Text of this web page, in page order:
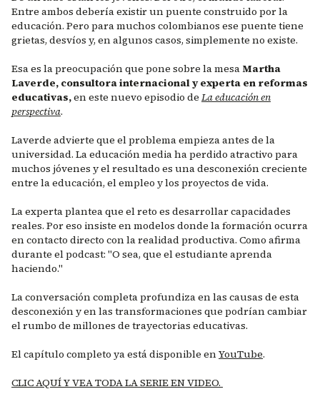
Entre ambos debería existir un puente construido por la
educación. Pero para muchos colombianos ese puente tiene
grietas, desvíos y, en algunos casos, simplemente no existe.
Esa es la preocupación que pone sobre la mesaMartha
Laverde, consultora internacional y experta en reformas
educativas,en este nuevo episodio de La educación en
perspectiva.
Laverde advierte que el problema empieza antes de la
universidad. La educación media ha perdido atractivo para
muchos jóvenes y el resultado es una desconexión creciente
entre la educación, el empleo y los proyectos de vida.
La experta plantea que el reto es desarrollar capacidades
reales. Por eso insiste en modelos donde la formación ocurra
en contacto directo con la realidad productiva. Como afirma
durante el podcast: "O sea, que el estudiante aprenda
haciendo."
La conversación completa profundiza en las causas de esta
desconexión y en las transformaciones que podrían cambiar
el rumbo de millones de trayectorias educativas.
El capítulo completo ya está disponible enYouTube.
CLIC AQUÍ Y VEA TODA LA SERIE EN VIDEO.